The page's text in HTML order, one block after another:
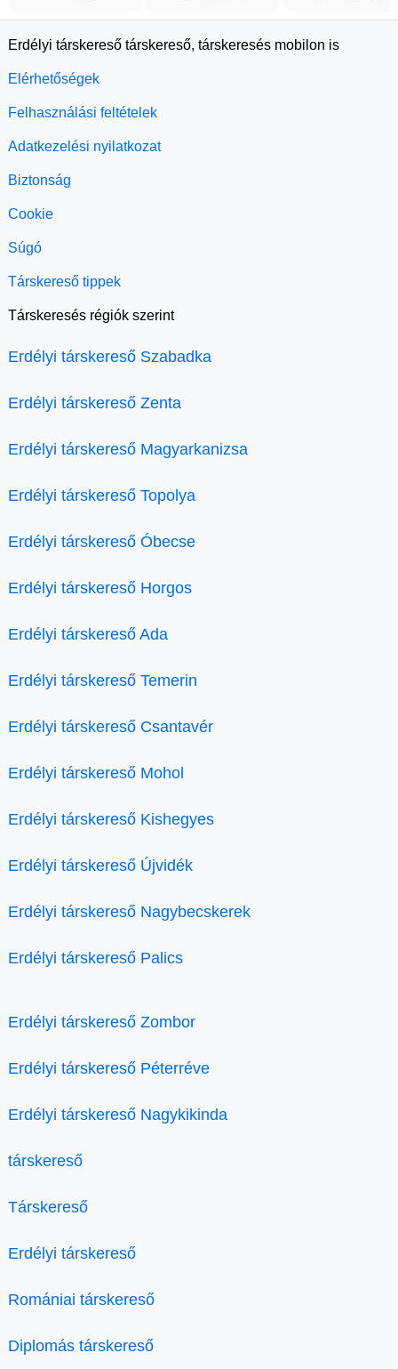
Erdélyi társkereső társkereső, társkeresés mobilon is
Elérhetőségek
Felhasználási feltételek
Adatkezelési nyilatkozat
Biztonság
Cookie
Súgó
Társkereső tippek
Társkeresés régiók szerint
Erdélyi társkereső Szabadka
Erdélyi társkereső Zenta
Erdélyi társkereső Magyarkanizsa
Erdélyi társkereső Topolya
Erdélyi társkereső Óbecse
Erdélyi társkereső Horgos
Erdélyi társkereső Ada
Erdélyi társkereső Temerin
Erdélyi társkereső Csantavér
Erdélyi társkereső Mohol
Erdélyi társkereső Kishegyes
Erdélyi társkereső Újvidék
Erdélyi társkereső Nagybecskerek
Erdélyi társkereső Palics
Erdélyi társkereső Zombor
Erdélyi társkereső Péterréve
Erdélyi társkereső Nagykikinda
társkereső
Társkereső
Erdélyi társkereső
Romániai társkereső
Diplomás társkereső